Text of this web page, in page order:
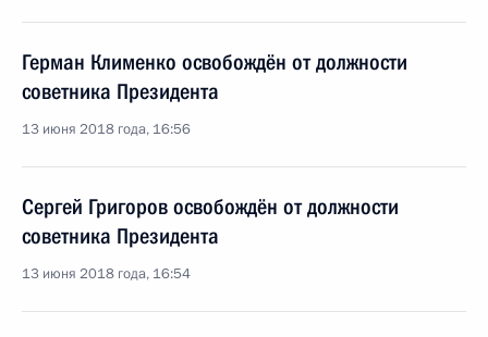
Герман Клименко освобождён от должности
советника Президента
13 июня 2018 года, 16:56
Сергей Григоров освобождён от должности
советника Президента
13 июня 2018 года, 16:54